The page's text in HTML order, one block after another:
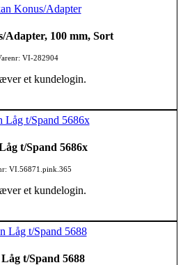
Adapter, 100 mm, Sort
VI-282904
et kundelogin.
t/Spand 5686x
VI.56871.pink.365
et kundelogin.
t/Spand 5688